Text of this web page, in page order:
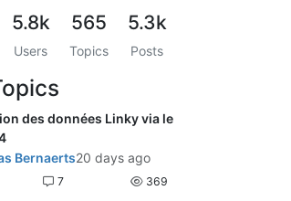
5.8k
Users
565
Topics
5.3k
Posts
des données Linky via le
Bernaerts20 days ago
7 369